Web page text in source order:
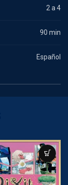
2 a 4
90 min
Español